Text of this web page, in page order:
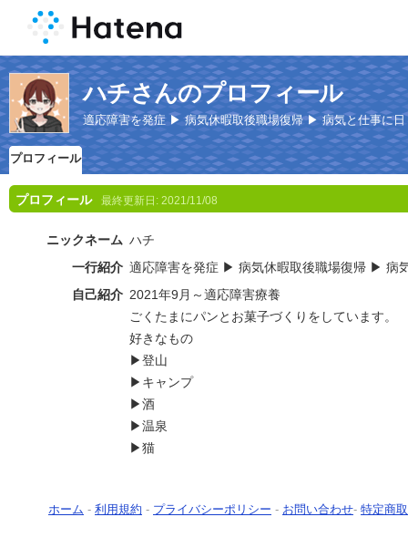
ハチさんのプロフィール
適応障害を発症 ▶ 病気休暇取後職場復帰 ▶ 病気と仕事に日
プロフィール
プロフィール 最終更新日: 2021/11/08
ニックネーム ハチ
一行紹介 適応障害を発症 ▶ 病気休暇取後職場復帰 ▶ 病
自己紹介 2021年9月～適応障害療養
ごくたまにパンとお菓子づくりをしています。
好きなもの
▶登山
▶キャンプ
▶酒
▶温泉
▶猫
ホーム - 利用規約 - プライバシーポリシー - お問い合わせ- 特定商